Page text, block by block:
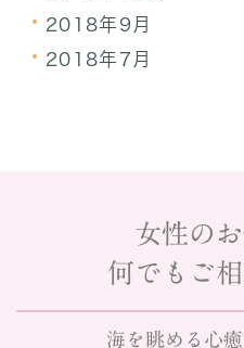
2018年9月
2018年7月
女性の
何でもご
海を眺める心